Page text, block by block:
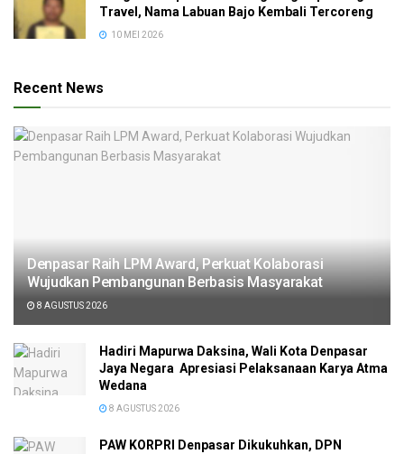
Travel, Nama Labuan Bajo Kembali Tercoreng
10 MEI 2026
Recent News
Denpasar Raih LPM Award, Perkuat Kolaborasi
Wujudkan Pembangunan Berbasis Masyarakat
8 AGUSTUS 2026
Hadiri Mapurwa Daksina, Wali Kota Denpasar
Jaya Negara Apresiasi Pelaksanaan Karya Atma
Wedana
8 AGUSTUS 2026
PAW KORPRI Denpasar Dikukuhkan, DPN